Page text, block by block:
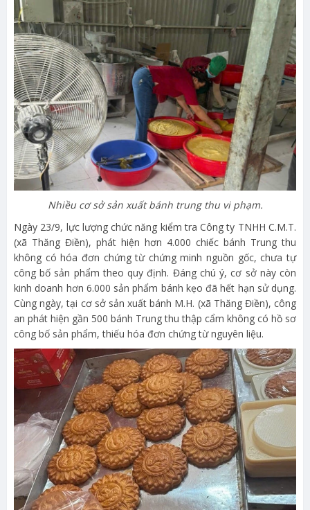
Nhiều cơ sở sản xuất bánh trung thu vi phạm.
Ngày 23/9, lực lượng chức năng kiểm tra Công ty TNHH C.M.T.
(xã Thăng Điền), phát hiện hơn 4.000 chiếc bánh Trung thu
không có hóa đơn chứng từ chứng minh nguồn gốc, chưa tự
công bố sản phẩm theo quy định. Đáng chú ý, cơ sở này còn
kinh doanh hơn 6.000 sản phẩm bánh kẹo đã hết hạn sử dụng.
Cùng ngày, tại cơ sở sản xuất bánh M.H. (xã Thăng Điền), công
an phát hiện gần 500 bánh Trung thu thập cẩm không có hồ sơ
công bố sản phẩm, thiếu hóa đơn chứng từ nguyên liệu.